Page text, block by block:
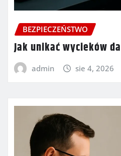
BEZPIECZEŃSTWO
Jak unikać wycieków
admin sie 4, 2026